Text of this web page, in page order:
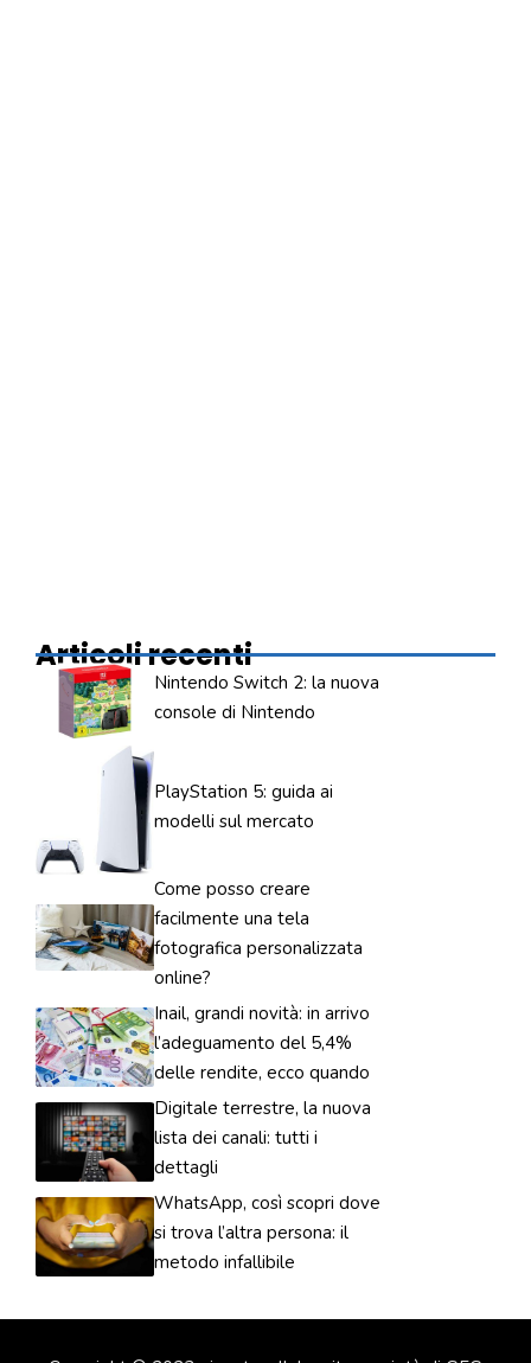
Articoli recenti
Nintendo Switch 2: la nuova
console di Nintendo
PlayStation 5: guida ai
modelli sul mercato
Come posso creare
facilmente una tela
fotografica personalizzata
online?
Inail, grandi novità: in arrivo
l’adeguamento del 5,4%
delle rendite, ecco quando
Digitale terrestre, la nuova
lista dei canali: tutti i
dettagli
WhatsApp, così scopri dove
si trova l’altra persona: il
metodo infallibile